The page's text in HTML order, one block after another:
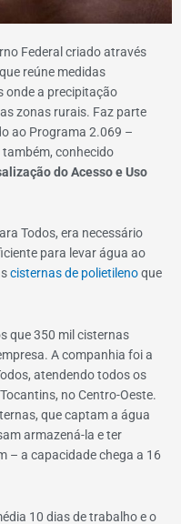
Federal criado através
reúne medidas
onde a precipitação
zonas rurais. Faz parte
ao Programa 2.069 –
conhecido
do Acesso e Uso
Todos, era necessário
para levar água ao
cisternas de polietilenoque
que 350 mil cisternas
A companhia foi a
atendendo todos os
no Centro-Oeste.
que captam a água
armazená-la e ter
– a capacidade chega a 16
10 dias de trabalho e o